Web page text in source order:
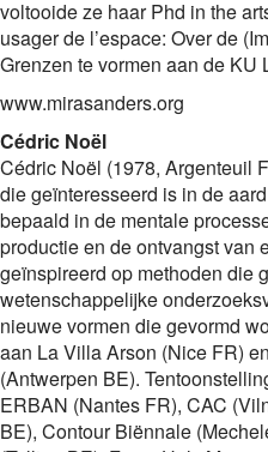
voltooide ze haar Phd in the
usager de l’espace: Over de
Grenzen te vormen aan de KU
www.mirasanders.org
Cédric Noël
Cédric Noël (1978, Argenteuil
die geïnteresseerd is in de
bepaald in de mentale
productie en de ontvangst van
geïnspireerd op methoden die
wetenschappelijke
nieuwe vormen die gevormd
aan La Villa Arson (Nice FR)
(Antwerpen BE).
ERBAN (Nantes FR), CAC
BE), Contour Biënnale